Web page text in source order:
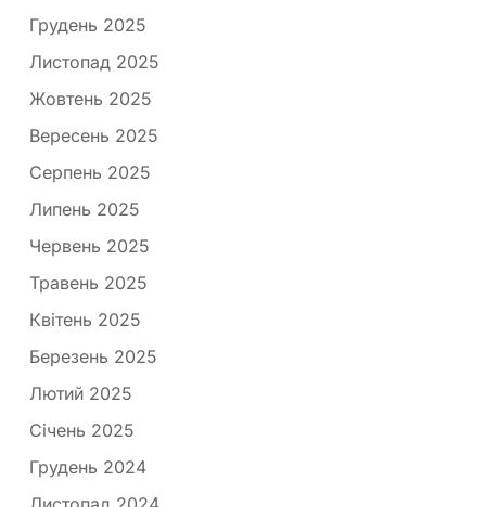
Грудень 2025
Листопад 2025
Жовтень 2025
Вересень 2025
Серпень 2025
Липень 2025
Червень 2025
Травень 2025
Квітень 2025
Березень 2025
Лютий 2025
Січень 2025
Грудень 2024